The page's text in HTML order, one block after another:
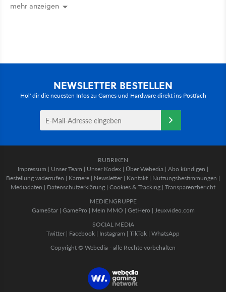
mehr anzeigen
NEWSLETTER BESTELLEN
Hol' dir die neuesten Infos zu Games und Hardware direkt ins Postfach
RUBRIKEN
Impressum | Unser Team | Unser Kodex | Über Webedia | Abo kündigen |
Bestellung widerrufen | Karriere | Newsletter | Kontakt | Nutzungsbestimmungen |
Mediadaten | Datenschutzerklärung | Cookies & Tracking | Transparenzbericht
MEDIENGRUPPE
GameStar| GamePro | Mein MMO | GetHero | Jeuxvideo.com
SOCIAL MEDIA
Twitter | Facebook | Instagram | TikTok | WhatsApp
Copyright © Webedia - alle Rechte vorbehalten